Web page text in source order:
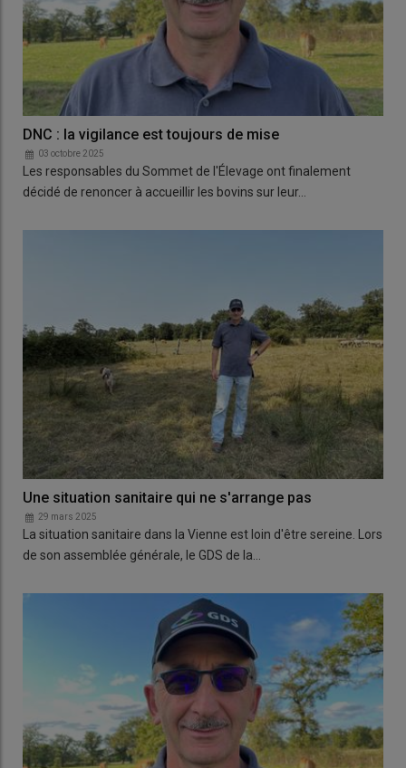
DNC : la vigilance est toujours de mise
03 octobre 2025
Les responsables du Sommet de l'Élevage ont finalement
décidé de renoncer à accueillir les bovins sur leur…
Une situation sanitaire qui ne s'arrange pas
29 mars 2025
La situation sanitaire dans la Vienne est loin d'être sereine. Lors
de son assemblée générale, le GDS de la…